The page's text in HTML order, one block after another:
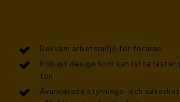
Bekväm arbetsmiljö för föraren
Robust design som kan lyfta laster
ton
Avancerade styrnings- och